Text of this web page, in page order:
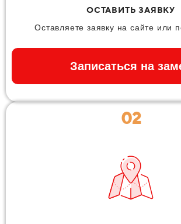
ОСТАВИТЬ ЗАЯВКУ
Оставляете заявку на сайте или
Записаться на
02